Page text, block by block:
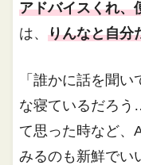
アドバイスくれ、
は、りんなと自分
「誰かに話を聞
な寝ているだろ
て思った時など、
みるのも新鮮でい